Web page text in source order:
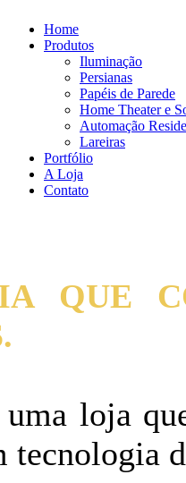
Home
Produtos
Iluminação
Persianas
Papéis de Parede
Home Theater e
Automação
Lareiras
Portfólio
A Loja
Contato
QUE
loja
tecnologia